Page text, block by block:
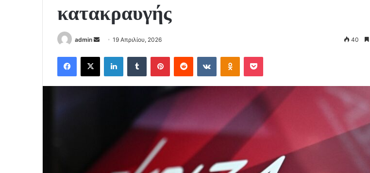
κατακραυγής
admin
Send
email
19 Απριλίου, 2026 40
Facebook
X LinkedInTumblr PinterestReddit VKontakteOdnoklassniki
Pocket